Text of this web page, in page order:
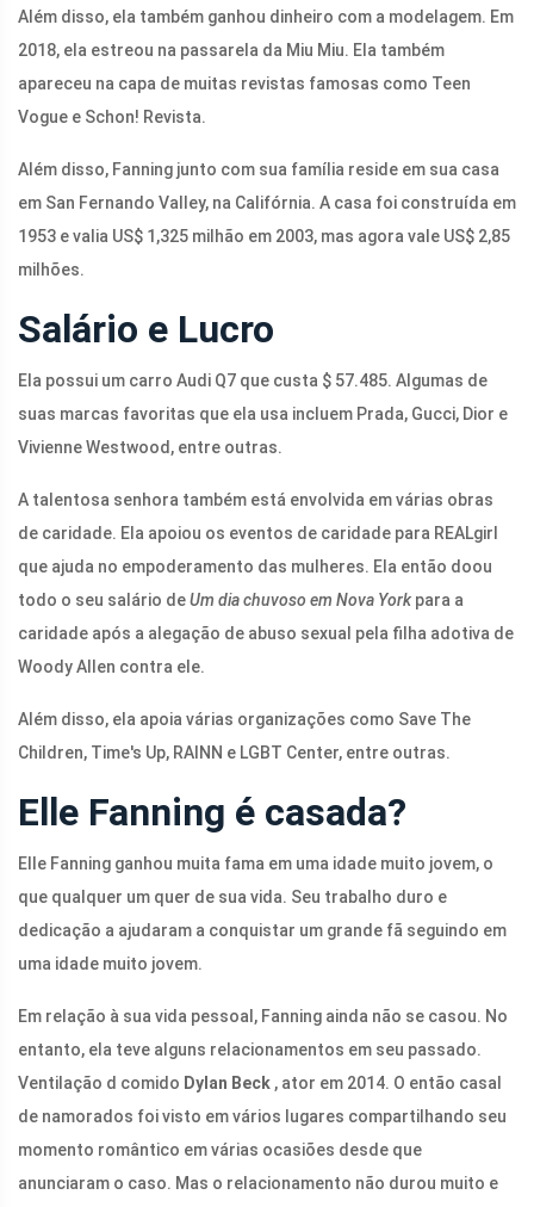
Além disso, ela também ganhou dinheiro com a modelagem. Em
2018, ela estreou na passarela da Miu Miu. Ela também
apareceu na capa de muitas revistas famosas como Teen
Vogue e Schon! Revista.
Além disso, Fanning junto com sua família reside em sua casa
em San Fernando Valley, na Califórnia. A casa foi construída em
1953 e valia US$ 1,325 milhão em 2003, mas agora vale US$ 2,85
milhões.
Salário e Lucro
Ela possui um carro Audi Q7 que custa $ 57.485. Algumas de
suas marcas favoritas que ela usa incluem Prada, Gucci, Dior e
Vivienne Westwood, entre outras.
A talentosa senhora também está envolvida em várias obras
de caridade. Ela apoiou os eventos de caridade para REALgirl
que ajuda no empoderamento das mulheres. Ela então doou
todo o seu salário deUm dia chuvoso em Nova York para a
caridade após a alegação de abuso sexual pela filha adotiva de
Woody Allen contra ele.
Além disso, ela apoia várias organizações como Save The
Children, Time's Up, RAINN e LGBT Center, entre outras.
Elle Fanning é casada?
Elle Fanning ganhou muita fama em uma idade muito jovem, o
que qualquer um quer de sua vida. Seu trabalho duro e
dedicação a ajudaram a conquistar um grande fã seguindo em
uma idade muito jovem.
Em relação à sua vida pessoal, Fanning ainda não se casou. No
entanto, ela teve alguns relacionamentos em seu passado.
Ventilação d comido Dylan Beck , ator em 2014. O então casal
de namorados foi visto em vários lugares compartilhando seu
momento romântico em várias ocasiões desde que
anunciaram o caso. Mas o relacionamento não durou muito e